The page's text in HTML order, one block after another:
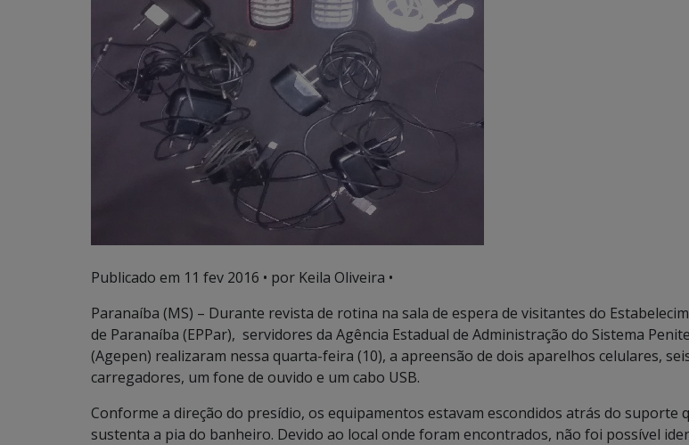
Publicado em 11 fev 2016 • por Keila Oliveira •
Paranaíba (MS) – Durante revista de rotina na sala de espera de visitantes do
de Paranaíba (EPPar), servidores da Agência Estadual de Administração do Sistema
(Agepen) realizaram nessa quarta-feira (10), a apreensão de dois aparelhos celulares,
carregadores, um fone de ouvido e um cabo USB.
Conforme a direção do presídio, os equipamentos estavam escondidos atrás do suporte
sustenta a pia do banheiro. Devido ao local onde foram encontrados, não foi possível